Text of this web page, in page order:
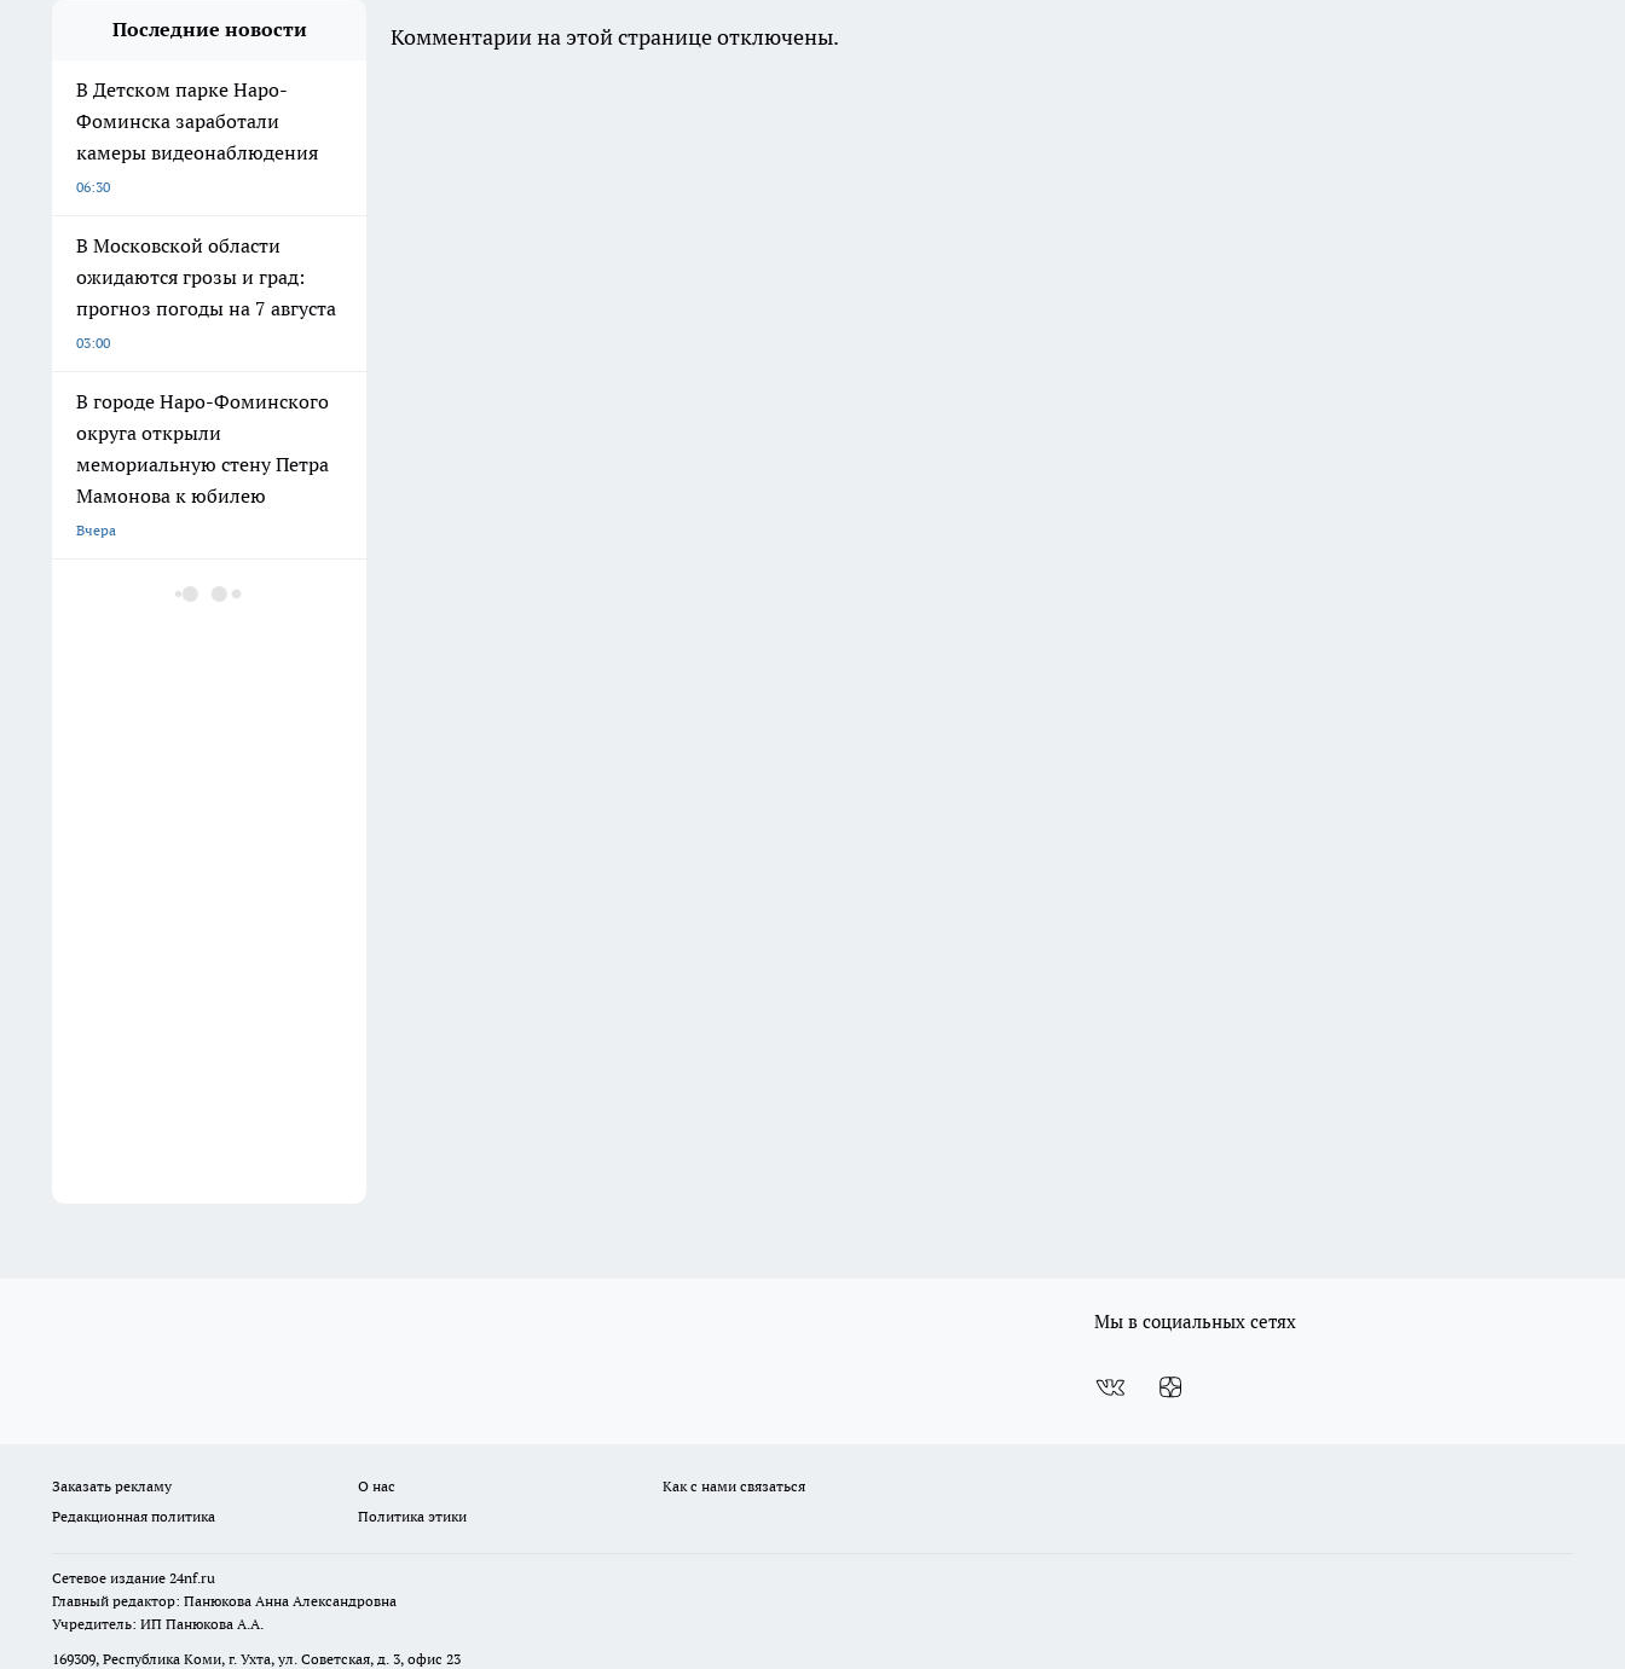
Последние новости
В Детском парке Наро-
Фоминска заработали
камеры видеонаблюдения
06:30
В Московской области
ожидаются грозы и град:
прогноз погоды на 7 августа
03:00
В городе Наро-Фоминского
округа открыли
мемориальную стену Петра
Мамонова к юбилею
Вчера
Комментарии на этой странице отключены.
Мы в социальных сетях
Заказать рекламу О нас
Как с нами связаться
Редакционная политика
Политика этики
Сетевое издание 24nf.ru
Главный редактор: Панюкова Анна Александровна
Учредитель: ИП Панюкова А.А.
169309, Республика Коми, г. Ухта, ул. Советская, д. 3, офис 23